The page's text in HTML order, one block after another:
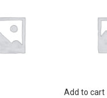
Add to cart